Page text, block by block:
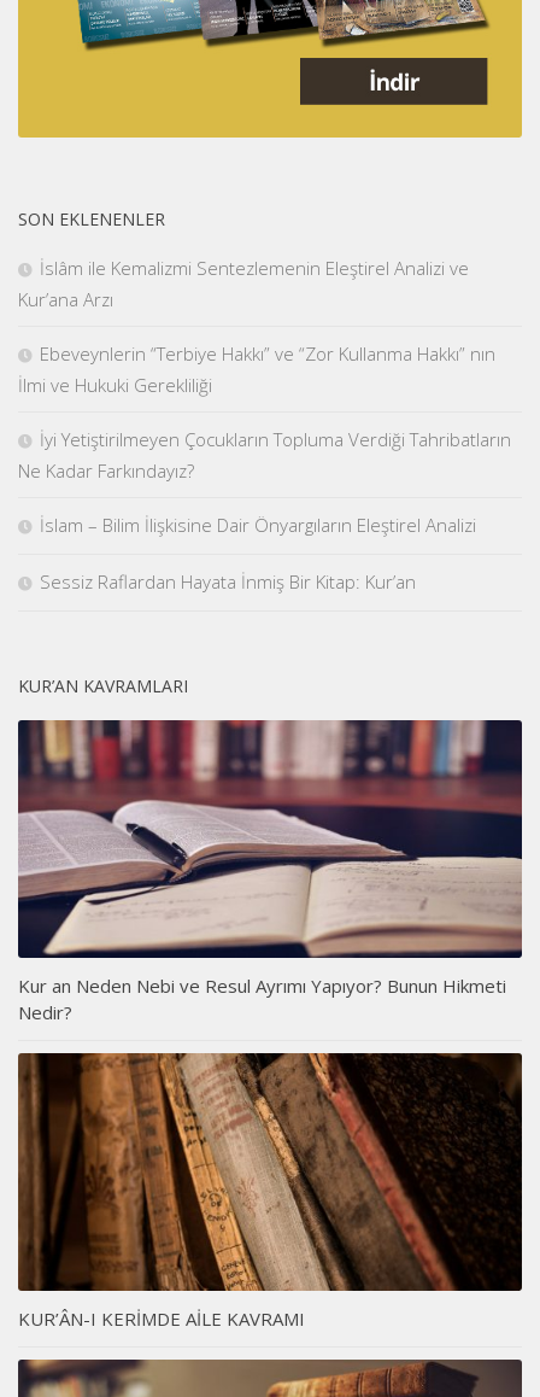
SON EKLENENLER
İslâm ile Kemalizmi Sentezlemenin Eleştirel Analizi ve
Kur’ana Arzı
Ebeveynlerin “Terbiye Hakkı” ve “Zor Kullanma Hakkı” nın
İlmi ve Hukuki Gerekliliği
İyi Yetiştirilmeyen Çocukların Topluma Verdiği Tahribatların
Ne Kadar Farkındayız?
İslam – Bilim İlişkisine Dair Önyargıların Eleştirel Analizi
Sessiz Raflardan Hayata İnmiş Bir Kitap: Kur’an
KUR’AN KAVRAMLARI
Kur an Neden Nebi ve Resul Ayrımı Yapıyor? Bunun Hikmeti
Nedir?
KUR’ÂN-I KERİMDE AİLE KAVRAMI